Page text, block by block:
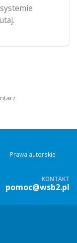
Prawa autorskie
KONTAKT
pomoc@wsb2.pl